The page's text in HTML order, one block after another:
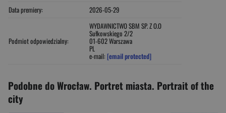
Data premiery:
2026-05-29
Podmiot odpowiedzialny:
WYDAWNICTWO SBM SP. Z O.O
Sułkowskiego 2/2
01-602 Warszawa
PL
e-mail: [email protected]
Podobne do Wrocław. Portret miasta. Portrait of the
city